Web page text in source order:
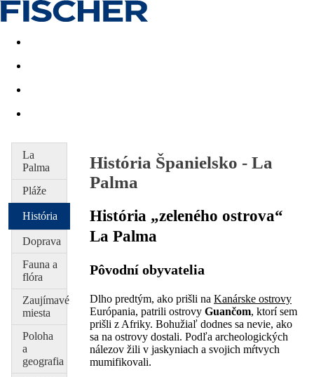
Last minute Dovolenkové kluby
La
Palma
Pláže
História
Doprava
Fauna a
flóra
Zaujímavé
miesta
Poloha
a
geografia
História Španielsko - La
Palma
História „zeleného ostrova“
La Palma
Pôvodní obyvatelia
Dlho predtým, ako prišli na Kanárske ostrovy
Európania, patrili ostrovy Guančom, ktorí sem
prišli z Afriky. Bohužiaľ dodnes sa nevie, ako
sa na ostrovy dostali. Podľa archeologických
nálezov žili v jaskyniach a svojich mŕtvych
mumifikovali.